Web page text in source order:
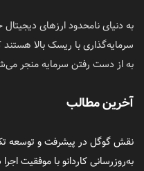
به دنیای نامحدود ارزهای
سرمایه‌گذاری با ریسک بالا
به از دست رفتن سرمایه منجر
آخرین مطالب
نقش گوگل در پیشرفت و توسعه
به‌روزرسانی کاردانو با موفقیت